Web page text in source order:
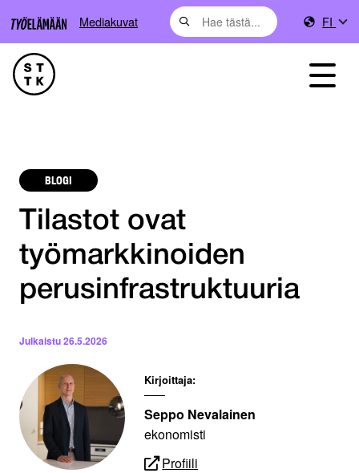
Mediakuvat FI
BLOGI
Tilastot ovat
työmarkkinoiden
perusinfrastruktuuria
Julkaistu26.5.2026
Kirjoittaja:
Seppo Nevalainen
ekonomisti
Profiili